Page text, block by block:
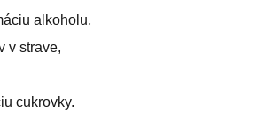
alkoholu,
v strave,
cukrovky.